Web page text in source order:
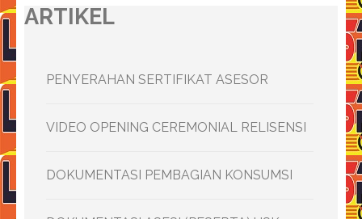
ARTIKEL
PENYERAHAN SERTIFIKAT ASESOR
VIDEO OPENING CEREMONIAL RELISENSI
DOKUMENTASI PEMBAGIAN KONSUMSI